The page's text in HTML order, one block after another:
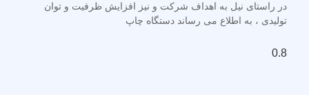
در راستای نیل به اهداف شرکت و نیز افزایش ظرفیت و توان
تولیدی ، به اطلاع می رساند دستگاه چاپ